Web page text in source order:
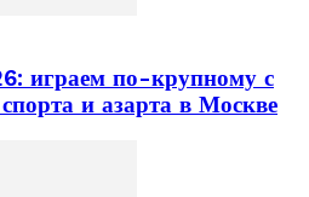
играем по-крупному с
и азарта в Москве